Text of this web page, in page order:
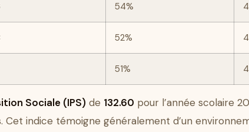
54%
52%
51%
Sociale (IPS) de 132.60 pour l’année scolaire
Cet indice témoigne généralement d’un